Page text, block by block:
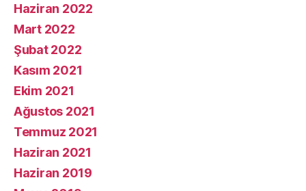
Haziran 2022
Mart 2022
Şubat 2022
Kasım 2021
Ekim 2021
Ağustos 2021
Temmuz 2021
Haziran 2021
Haziran 2019